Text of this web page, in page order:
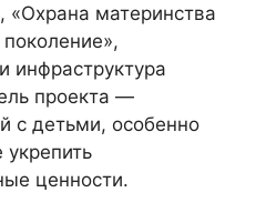
«Охрана материнства
инфраструктура
проекта —
с детьми, особенно
ценности.